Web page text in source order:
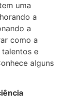
uma
a
a
como a
e
alguns